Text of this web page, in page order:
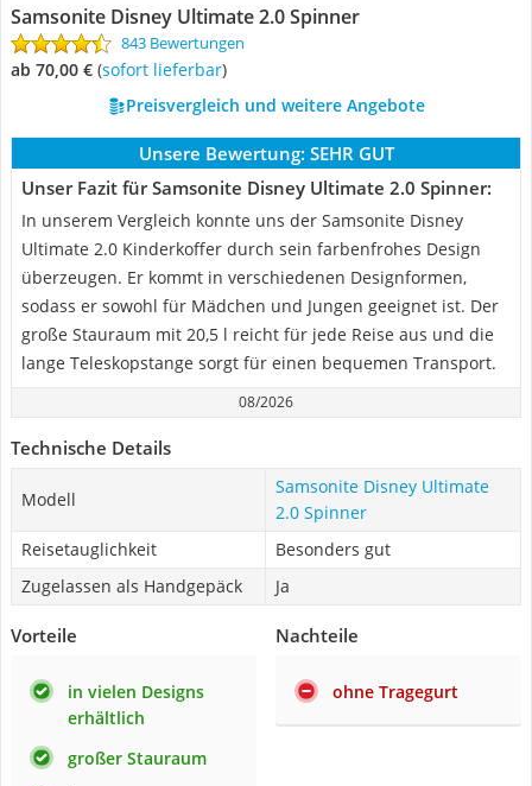
Samsonite Disney Ultimate 2.0 Spinner
843 Bewertungen
ab 70,00 € ( Sofort lieferbar)
Preisvergleich und weitere Angebote
Unsere Bewertung: SEHR GUT
Unser Fazit für Samsonite Disney Ultimate 2.0 Spinner:
In unserem Vergleich konnte uns der Samsonite Disney
Ultimate 2.0 Kinderkoffer durch sein farbenfrohes Design
überzeugen. Er kommt in verschiedenen Designformen,
sodass er sowohl für Mädchen und Jungen geeignet ist. Der
große Stauraum mit 20,5 l reicht für jede Reise aus und die
lange Teleskopstange sorgt für einen bequemen Transport.
08/2026
Technische Details
Modell
Samsonite Disney Ultimate
2.0 Spinner
Reisetauglichkeit
Besonders gut
Zugelassen als Handgepäck
Ja
Vorteile
in vielen Designs
erhältlich
großer Stauraum
Nachteile
ohne Tragegurt